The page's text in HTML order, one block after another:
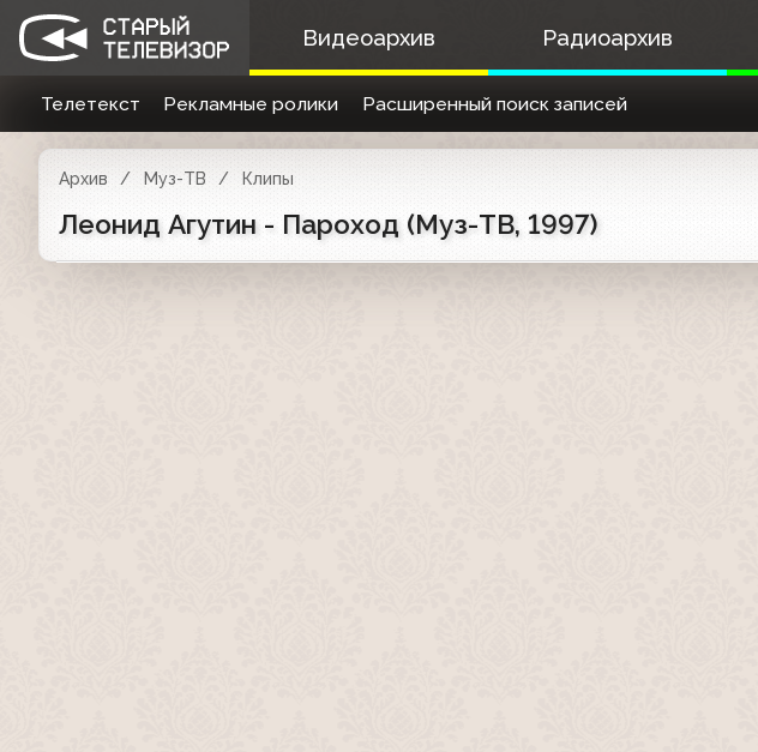
Видеоархив Радиоархив
Телетекст Рекламные ролики Расширенный поиск записей
Архив Муз-ТВ Клипы
Леонид Агутин - Пароход (Муз-ТВ, 1997)